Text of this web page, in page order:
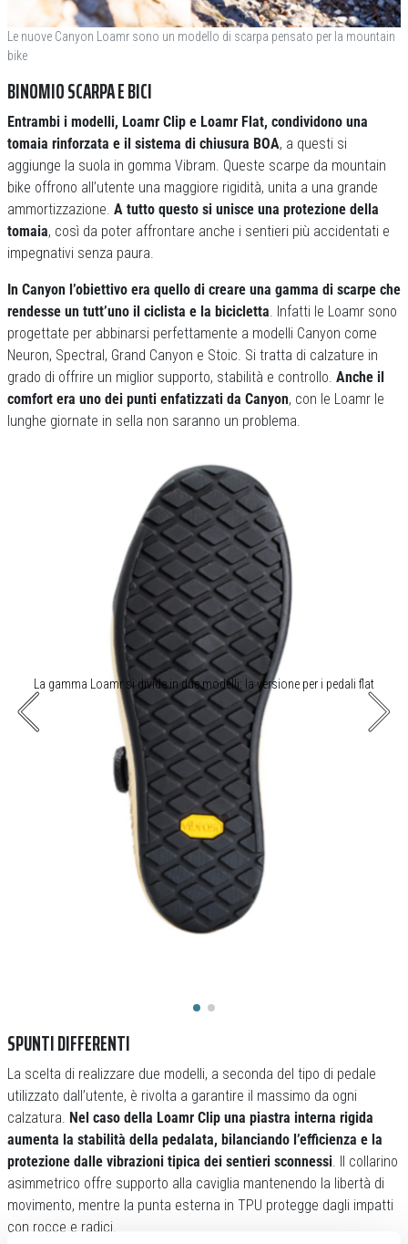
Le nuove Canyon Loamr sono un modello di scarpa pensato per la mountain
bike
BINOMIO SCARPA E BICI
Entrambi i modelli, Loamr Clip e Loamr Flat, condividono una
tomaia rinforzata e il sistema di chiusura BOA, a questi si
aggiunge la suola in gomma Vibram. Queste scarpe da mountain
bike offrono all’utente una maggiore rigidità, unita a una grande
ammortizzazione. A tutto questo si unisce una protezione della
tomaia, così da poter affrontare anche i sentieri più accidentati e
impegnativi senza paura.
In Canyon l’obiettivo era quello di creare una gamma di scarpe che
rendesse un tutt’uno il ciclista e la bicicletta. Infatti le Loamr sono
progettate per abbinarsi perfettamente a modelli Canyon come
Neuron, Spectral, Grand Canyon e Stoic. Si tratta di calzature in
grado di offrire un miglior supporto, stabilità e controllo. Anche il
comfort era uno dei punti enfatizzati da Canyon, con le Loamr le
lunghe giornate in sella non saranno un problema.
La gamma Loamr si divide in due modelli: la versione per i pedali flat
SPUNTI DIFFERENTI
La scelta di realizzare due modelli, a seconda del tipo di pedale
utilizzato dall’utente, è rivolta a garantire il massimo da ogni
calzatura. Nel caso della Loamr Clip una piastra interna rigida
aumenta la stabilità della pedalata, bilanciando l’efficienza e la
protezione dalle vibrazioni tipica dei sentieri sconnessi. Il collarino
asimmetrico offre supporto alla caviglia mantenendo la libertà di
movimento, mentre la punta esterna in TPU protegge dagli impatti
con rocce e radici.